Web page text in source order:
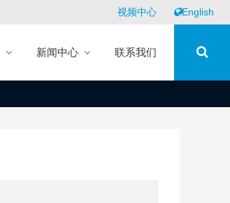
视频中心 English
新闻中心 联系我们